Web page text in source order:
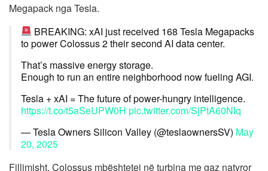
Megapack nga Tesla.
BREAKING: xAI just received 168 Tesla Megapacks
to power Colossus 2 their second AI data center.
That’s massive energy storage.
Enough to run an entire neighborhood now fueling AGI.
Tesla + xAI = The future of power-hungry intelligence.
https://t.co/t5aSeUPW0H pic.twitter.com/SjPtA60NIq
— Tesla Owners Silicon Valley (@teslaownersSV) May
20, 2025
Fillimisht, Colossus mbështetej në turbina me gaz natyror